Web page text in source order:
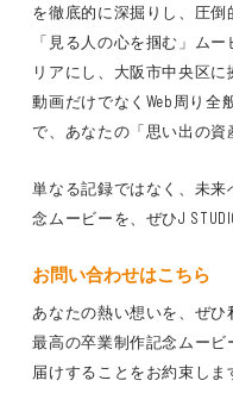
を徹底的に深掘りし、圧
「見る人の心を掴む」ム
リアにし、大阪市中央区に
動画だけでなくWeb周り全
で、あなたの「思い出の資
単なる記録ではなく、未
念ムービーを、ぜひJ
お問い合わせはこちら
あなたの熱い想いを、ぜひ
最高の卒業制作記念ムー
届けすることをお約束しま